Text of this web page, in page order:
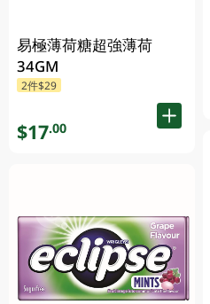
易極薄荷糖超強薄荷
34GM
2件$29
$17.00